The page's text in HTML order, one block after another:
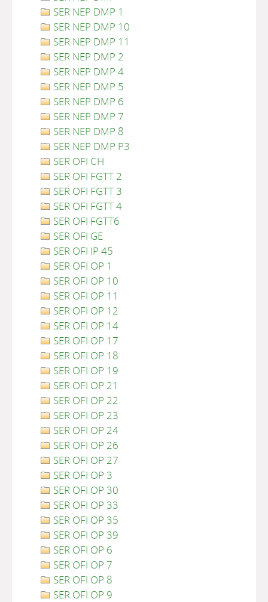
SER NEP DMP 1
SER NEP DMP 10
SER NEP DMP 11
SER NEP DMP 2
SER NEP DMP 4
SER NEP DMP 5
SER NEP DMP 6
SER NEP DMP 7
SER NEP DMP 8
SER NEP DMP P3
SER OFI CH
SER OFI FGTT 2
SER OFI FGTT 3
SER OFI FGTT 4
SER OFI FGTT6
SER OFI GE
SER OFI IP 45
SER OFI OP 1
SER OFI OP 10
SER OFI OP 11
SER OFI OP 12
SER OFI OP 14
SER OFI OP 17
SER OFI OP 18
SER OFI OP 19
SER OFI OP 21
SER OFI OP 22
SER OFI OP 23
SER OFI OP 24
SER OFI OP 26
SER OFI OP 27
SER OFI OP 3
SER OFI OP 30
SER OFI OP 33
SER OFI OP 35
SER OFI OP 39
SER OFI OP 6
SER OFI OP 7
SER OFI OP 8
SER OFI OP 9